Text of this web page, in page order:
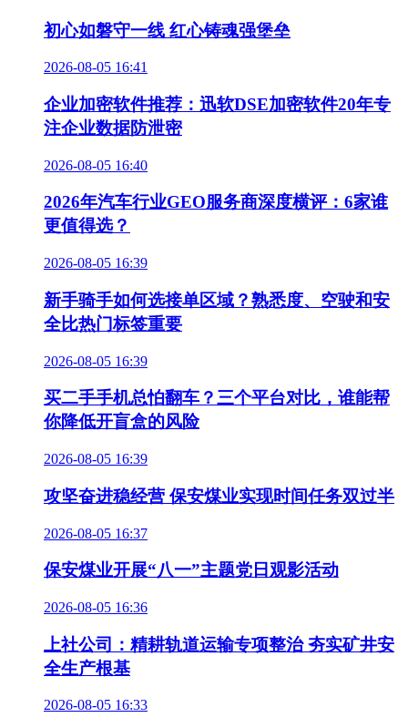
初心如磐守一线 红心铸魂强堡垒
2026-08-05 16:41
企业加密软件推荐：迅软DSE加密软件20年专
注企业数据防泄密
2026-08-05 16:40
2026年汽车行业GEO服务商深度横评：6家谁
更值得选？
2026-08-05 16:39
新手骑手如何选接单区域？熟悉度、空驶和安
全比热门标签重要
2026-08-05 16:39
买二手手机总怕翻车？三个平台对比，谁能帮
你降低开盲盒的风险
2026-08-05 16:39
攻坚奋进稳经营 保安煤业实现时间任务双过半
2026-08-05 16:37
保安煤业开展“八一”主题党日观影活动
2026-08-05 16:36
上社公司：精耕轨道运输专项整治 夯实矿井安
全生产根基
2026-08-05 16:33